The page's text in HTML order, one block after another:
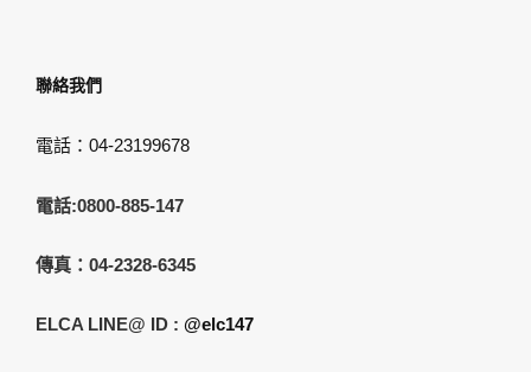
聯絡我們
電話：04-23199678
電話:0800-885-147
傳真：04-2328-6345
ELCA LINE@ ID : @elc147